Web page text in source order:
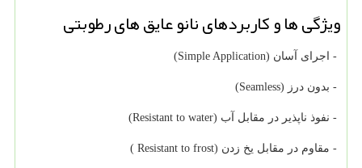
ویژگی ها و کاربردهای نانو عایق های رطوبتی
- اجرای آسان (Simple Application)
- بدون درز (Seamless)
- نفوذ ناپذیر در مقابل آب (Resistant to water)
- مقاوم در مقابل یخ زدن (Resistant to frost )